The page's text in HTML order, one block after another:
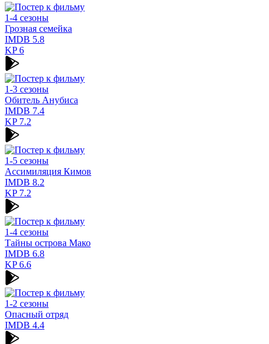
1-4 сезоны
Грозная семейка
IMDB 5.8
KP6
1-3 сезоны
Обитель Анубиса
IMDB 7.4
KP7.2
1-5 сезоны
Ассимиляция Кимов
IMDB 8.2
KP7.2
1-4 сезоны
Тайны острова Мако
IMDB 6.8
KP6.6
1-2 сезоны
Опасный отряд
IMDB 4.4